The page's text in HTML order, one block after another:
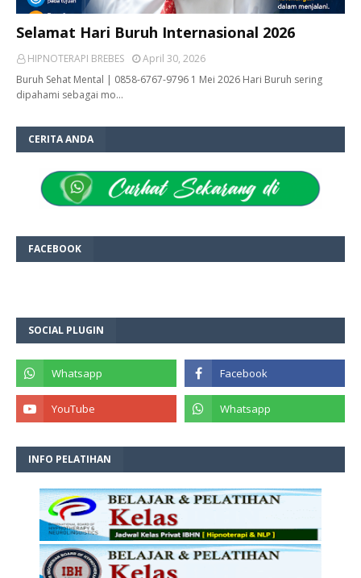
Selamat Hari Buruh Internasional 2026
HIPNOTERAPI BREBES
April 30, 2026
Buruh Sehat Mental | 0858-6767-9796 1 Mei 2026 Hari Buruh sering
dipahami sebagai mo…
CERITA ANDA
FACEBOOK
SOCIAL PLUGIN
INFO PELATIHAN